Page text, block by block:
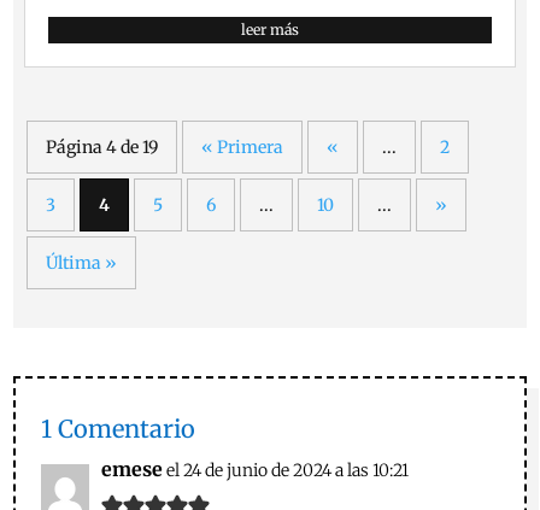
leer más
Página 4 de 19 « Primera « ... 2
3 4 5 6 ... 10 ... »
Última »
1 Comentario
emeseel 24 de junio de 2024 a las 10:21